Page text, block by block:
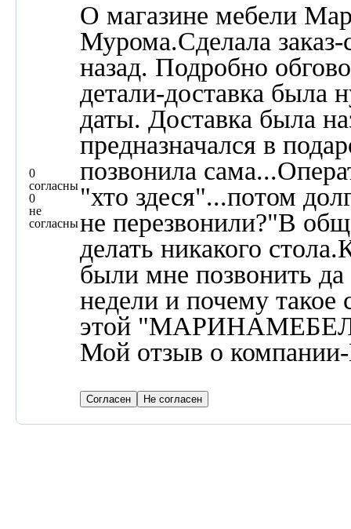
0
согласны
0
не
согласны
О магазине мебели
Мурома.Сделала
назад. Подробно
детали-доставка была
даты. Доставка была
предназначался в
позвонила
"хто здеся"...потом
не перезвонили?"В
делать никакого
были мне позвонить да
недели и почему такое
этой
Мой отзыв о